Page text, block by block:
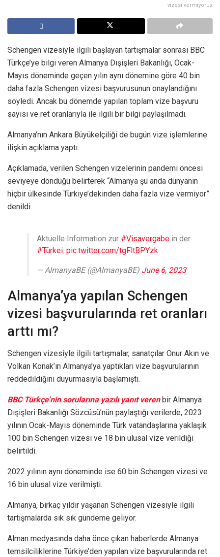
vizesi vermiyoruz
Schengen vizesiyle ilgili başlayan tartışmalar sonrası BBC
Türkçe’ye bilgi veren Almanya Dışişleri Bakanlığı, Ocak-
Mayıs döneminde geçen yılın aynı dönemine göre 40 bin
daha fazla Schengen vizesi başvurusunun onaylandığını
söyledi. Ancak bu dönemde yapılan toplam vize başvuru
sayısı ve ret oranlarıyla ile ilgili bir bilgi paylaşılmadı.
Almanya’nın Ankara Büyükelçiliği de bugün vize işlemlerine
ilişkin açıklama yaptı.
Açıklamada, verilen Schengen vizelerinin pandemi öncesi
seviyeye döndüğü belirterek “Almanya şu anda dünyanın
hiçbir ülkesinde Türkiye’dekinden daha fazla vize vermiyor”
denildi.
Aktuelle Information zur #Visavergabe in der
#Türkei: pic.twitter.com/tgFltBPYzk
— AlmanyaBE (@AlmanyaBE) June 6, 2023
Almanya’ya yapılan Schengen
vizesi başvurularında ret oranları
arttı mı?
Schengen vizesiyle ilgili tartışmalar, sanatçılar Onur Akın ve
Volkan Konak’ın Almanya’ya yaptıkları vize başvurularının
reddedildiğini duyurmasıyla başlamıştı.
BBC Türkçe’nin sorularına yazılı yanıt verenbir Almanya
Dışişleri Bakanlığı Sözcüsü’nün paylaştığı verilerde, 2023
yılının Ocak-Mayıs döneminde Türk vatandaşlarına yaklaşık
100 bin Schengen vizesi ve 18 bin ulusal vize verildiği
belirtildi.
2022 yılının aynı döneminde ise 60 bin Schengen vizesi ve
16 bin ulusal vize verilmişti.
Almanya, birkaç yıldır yaşanan Schengen vizesiyle ilgili
tartışmalarda sık sık gündeme geliyor.
Alman medyasında daha önce çıkan haberlerde Almanya
temsilciliklerine Türkiye’den yapılan vize başvurularında ret